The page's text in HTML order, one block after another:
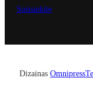
Susisiekite
Dizainas